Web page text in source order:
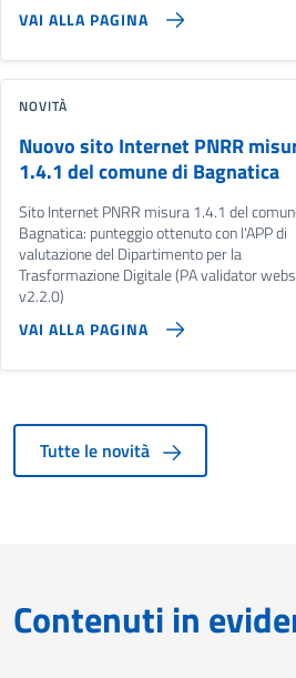
VAI ALLA PAGINA
NOVITÀ
Nuovo sito Internet PNRR
1.4.1 del comune di Bagnatica
Sito Internet PNRR misura 1.4.1 del
Bagnatica: punteggio ottenuto con l'APP di
valutazione del Dipartimento per la
Trasformazione Digitale (PA validator
v2.2.0)
VAI ALLA PAGINA
Tutte le novità
Contenuti in